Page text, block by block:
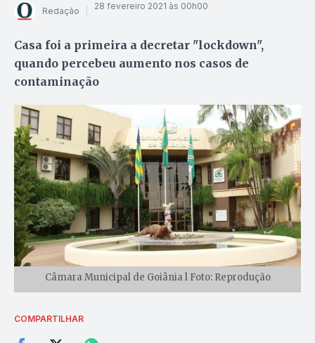
Redação 28 fevereiro 2021 às 00h00
Casa foi a primeira a decretar "lockdown",
quando percebeu aumento nos casos de
contaminação
Câmara Municipal de Goiânia l Foto: Reprodução
COMPARTILHAR